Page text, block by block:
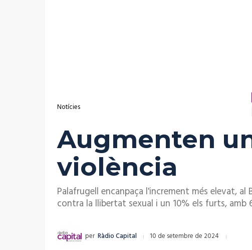
Notícies
Augmenten
violència
Palafrugell encanpaça l'increment més elevat,
contra la llibertat sexual i un 10% els furts, amb
per Ràdio Capital 10 de setembre de 2024